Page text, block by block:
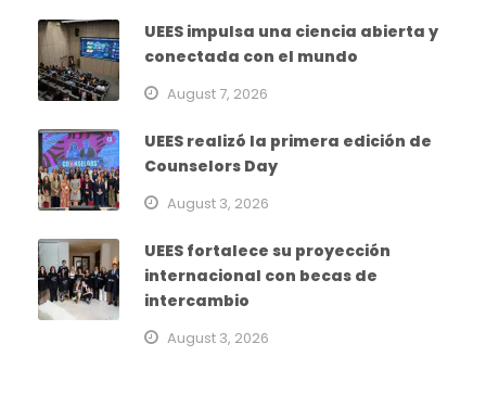
UEES impulsa una ciencia abierta y
conectada con el mundo
August 7, 2026
UEES realizó la primera edición de
Counselors Day
August 3, 2026
UEES fortalece su proyección
internacional con becas de
intercambio
August 3, 2026